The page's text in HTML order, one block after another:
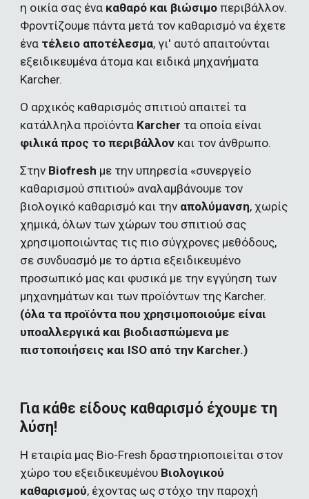
η οικία σας ένα καθαρό και βιώσιμο περιβάλλον.
Φροντίζουμε πάντα μετά τον καθαρισμό να έχετε
ένα τέλειο αποτέλεσμα, γι' αυτό απαιτούνται
εξειδικευμένα άτομα και ειδικά μηχανήματα
Karcher.
Ο αρχικός καθαρισμός σπιτιού απαιτεί τα
κατάλληλα προϊόντα Karcher
φιλικά προς το περιβάλλον και τον άνθρωπο.
Στην Biofresh με την υπηρεσία «συνεργείο
καθαρισμού σπιτιού» αναλαμβάνουμε τον
βιολογικό καθαρισμό και την απολύμανση, χωρίς
χημικά, όλων των χώρων του σπιτιού σας
χρησιμοποιώντας τις πιο σύγχρονες μεθόδους,
σε συνδυασμό με το άρτια εξειδικευμένο
προσωπικό μας και φυσικά με την εγγύηση των
(όλα τα προϊόντα που χρησιμοποιούμε είναι
υποαλλεργικά και βιοδιασπώμενα με
πιστοποιήσεις και ISO από την Karcher.)
Για κάθε είδους καθαρισμό έχουμε τη
λύση!
Η εταιρία μας Bio-Fresh δραστηριοποιείται στον
χώρο του εξειδικευμένου Βιολογικού
καθαρισμού, έχοντας ως στόχο την παροχή